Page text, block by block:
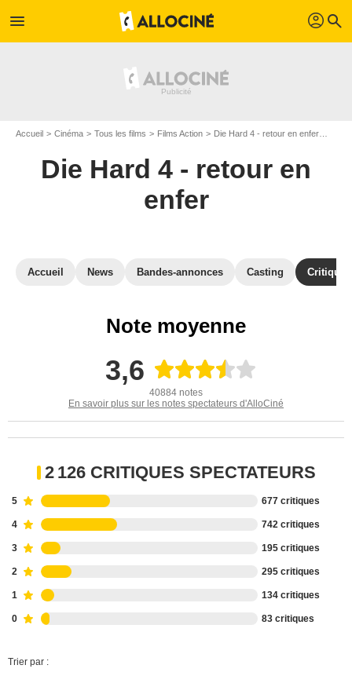
menu profil search
Accueil Cinéma Tous les films Films Action Die Hard 4 - retour en enfer
Die Hard 4 - retour en
enfer
Accueil News Bandes-annonces Casting
Note moyenne
3,6
40884 notes
En savoir plus sur les notes spectateurs d'AlloCiné
2 126 CRITIQUES SPECTATEURS
5 677 critiques
4 742 critiques
3 195 critiques
2 295 critiques
1 134 critiques
0 83 critiques
Trier par :